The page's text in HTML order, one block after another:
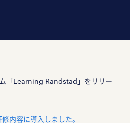
「Learning Randstad」をリリー
内容に導入しました。